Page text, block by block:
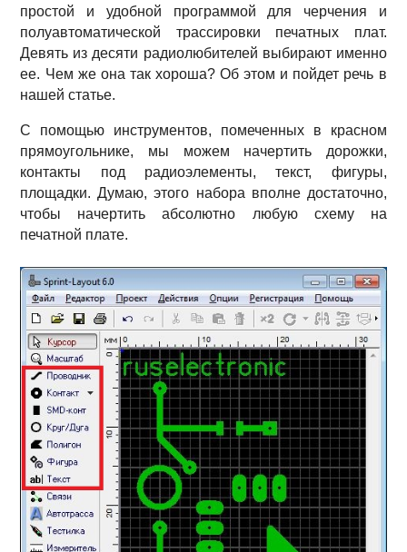
простой и удобной программой для черчения и
полуавтоматической трассировки печатных плат.
Девять из десяти радиолюбителей выбирают именно
ее. Чем же она так хороша? Об этом и пойдет речь в
нашей статье.
С помощью инструментов, помеченных в красном
прямоугольнике, мы можем начертить дорожки,
контакты под радиоэлементы, текст, фигуры,
площадки. Думаю, этого набора вполне достаточно,
чтобы начертить абсолютно любую схему на
печатной плате.